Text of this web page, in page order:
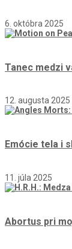
6. októbra 2025
Tanec medzi
12. augusta 2025
Emócie tela i
11. júla 2025
Abortus pri